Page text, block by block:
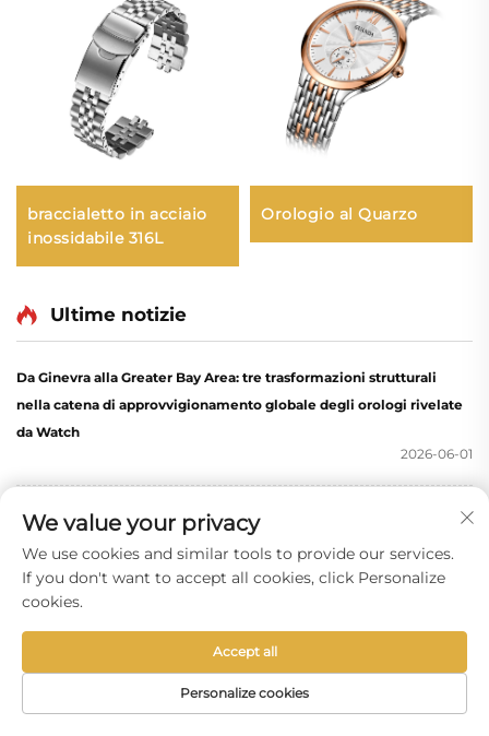
braccialetto in acciaio
inossidabile 316L
Orologio al Quarzo
Ultime notizie
Da Ginevra alla Greater Bay Area: tre trasformazioni strutturali
nella catena di approvvigionamento globale degli orologi rivelate
da Watch
2026-06-01
Approfondimento su Watches & Wonders 2026: 5 tendenze negli
accessori per orologi che definiranno il futuro dell’alta orologeria
2026-05-27
E-MAIL TEL
We value your privacy
We use cookies and similar tools to provide our services.
If you don't want to accept all cookies, click Personalize
cookies.
Personalize cookies
Accept all